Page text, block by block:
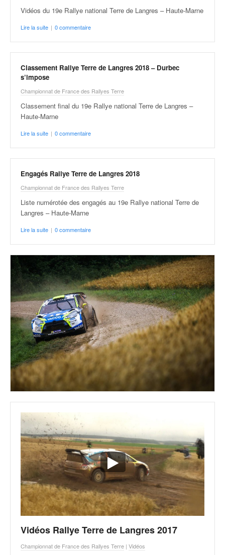
Vidéos du 19e Rallye national Terre de Langres – Haute-Marne
Lire la suite | 0 commentaire
Classement Rallye Terre de Langres 2018 – Durbec
s’impose
Championnat de France des Rallyes Terre
Classement final du 19e Rallye national Terre de Langres –
Haute-Marne
Lire la suite | 0 commentaire
Engagés Rallye Terre de Langres 2018
Championnat de France des Rallyes Terre
Liste numérotée des engagés au 19e Rallye national Terre de
Langres – Haute-Marne
Lire la suite | 0 commentaire
Vidéos Rallye Terre de Langres 2017
Championnat de France des Rallyes Terre | Vidéos